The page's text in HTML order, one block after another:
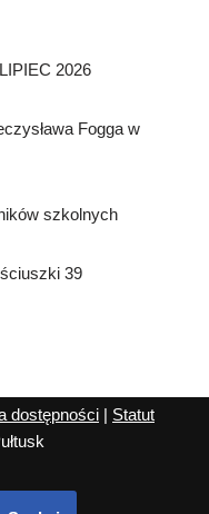
2026
Fogga w
szkolnych
39
dostępności | Statut